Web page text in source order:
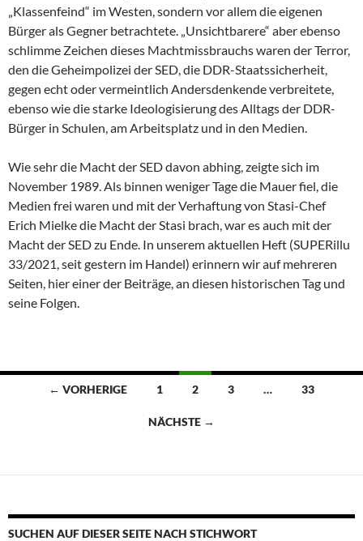
„Klassenfeind“ im Westen, sondern vor allem die eigenen
Bürger als Gegner betrachtete. „Unsichtbarere“ aber ebenso
schlimme Zeichen dieses Machtmissbrauchs waren der Terror,
den die Geheimpolizei der SED, die DDR-Staatssicherheit,
gegen echt oder vermeintlich Andersdenkende verbreitete,
ebenso wie die starke Ideologisierung des Alltags der DDR-
Bürger in Schulen, am Arbeitsplatz und in den Medien.
Wie sehr die Macht der SED davon abhing, zeigte sich im
November 1989. Als binnen weniger Tage die Mauer fiel, die
Medien frei waren und mit der Verhaftung von Stasi-Chef
Erich Mielke die Macht der Stasi brach, war es auch mit der
Macht der SED zu Ende. In unserem aktuellen Heft (SUPERillu
33/2021, seit gestern im Handel) erinnern wir auf mehreren
Seiten, hier einer der Beiträge, an diesen historischen Tag und
seine Folgen.
Beitragsnavigation
← VORHERIGE 1 2 3 … 33
NÄCHSTE →
SUCHEN AUF DIESER SEITE NACH STICHWORT